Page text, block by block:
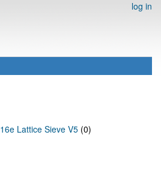
log in
16e Lattice Sieve V5 (0)